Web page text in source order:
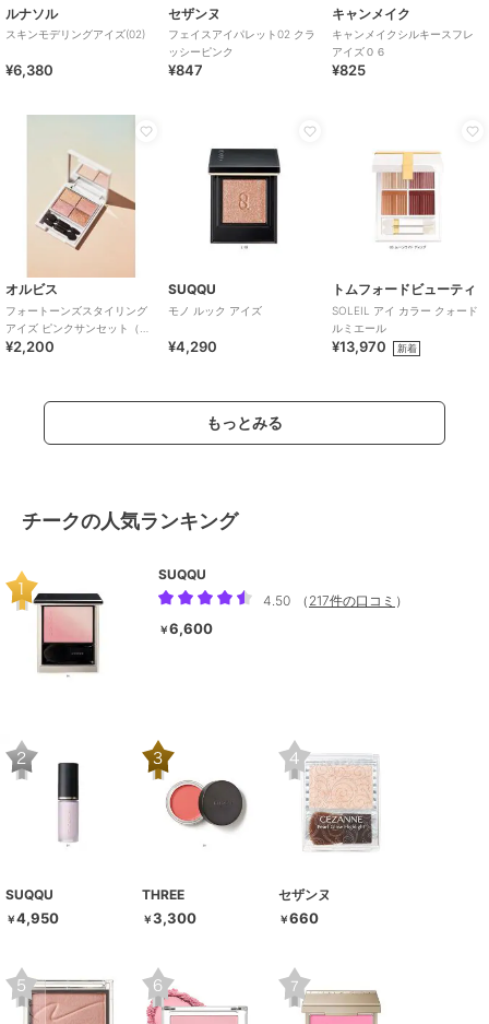
ルナソル
スキンモデリングアイズ(02)
¥6,380
セザンヌ
フェイスアイパレット02 クラ
ッシーピンク
¥847
キャンメイク
キャンメイクシルキースフレ
アイズ０６
¥825
オルビス
フォートーンズスタイリング
アイズ ピンクサンセット（ア
イカラーパレット）
¥2,200
SUQQU
モノ ルック アイズ
¥4,290
トムフォードビューティ
SOLEIL アイ カラー クォード
ルミエール
¥13,970 新着
もっとみる
チークの人気ランキング
SUQQU
4.50
（ 217件の口コミ ）
￥6,600
SUQQU
￥4,950
THREE
￥3,300
セザンヌ
￥660